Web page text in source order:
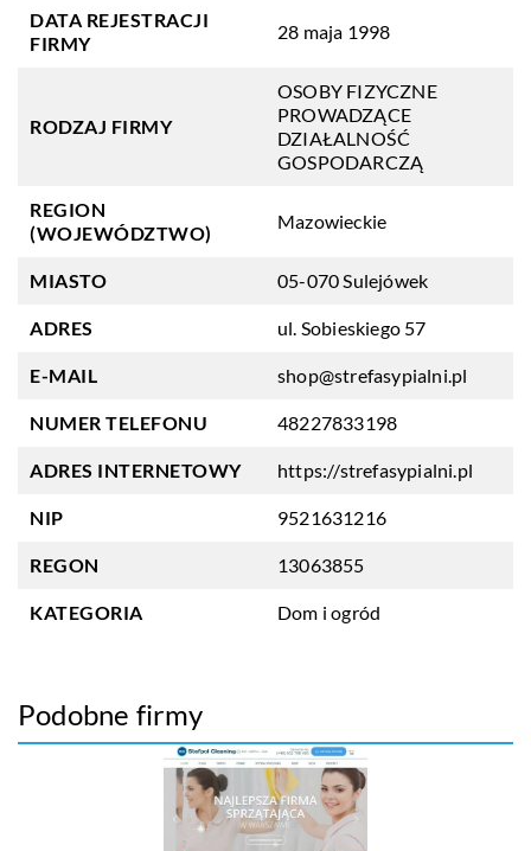
DATA REJESTRACJI
FIRMY
28 maja 1998
RODZAJ FIRMY
OSOBY FIZYCZNE
PROWADZĄCE
DZIAŁALNOŚĆ
GOSPODARCZĄ
REGION
(WOJEWÓDZTWO)
Mazowieckie
MIASTO 05-070 Sulejówek
ADRES ul. Sobieskiego 57
E-MAIL shop@strefasypialni.pl
NUMER TELEFONU 48227833198
ADRES INTERNETOWY https://strefasypialni.pl
NIP 9521631216
REGON 13063855
KATEGORIA Dom i ogród
Podobne firmy